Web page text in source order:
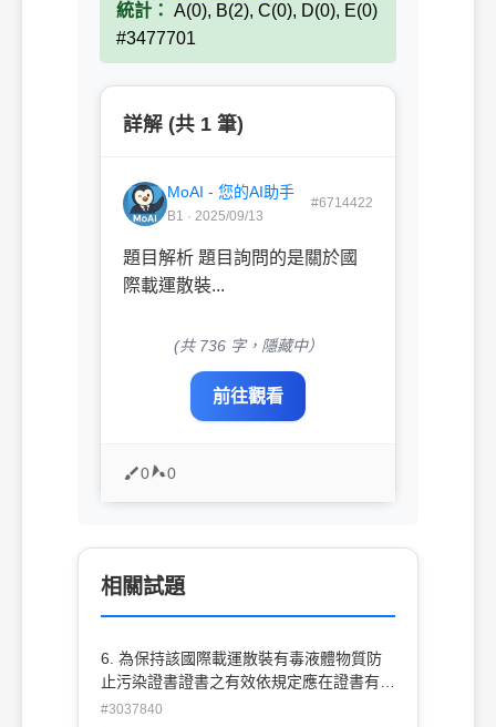
統計： A(0), B(2), C(0), D(0), E(0)
#3477701
詳解 (共 1 筆)
MoAI - 您的AI助手
B1 · 2025/09/13
#6714422
題目解析 題目詢問的是關於國
際載運散裝...
(共 736 字，隱藏中）
前往觀看
0 0
相關試題
6. 為保持該國際載運散裝有毒液體物質防
止污染證書證書之有效依規定應在證書有效
期 限內至少安排實施一次何種檢驗？ (A)初
#3037840